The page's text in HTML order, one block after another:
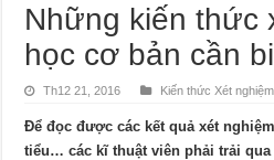
Những kiến thức
học cơ bản cần
Th12 21, 2016 Kiến thức Xét
Để đọc được các kết quả xét
tiểu… các kĩ thuật viên phải trải